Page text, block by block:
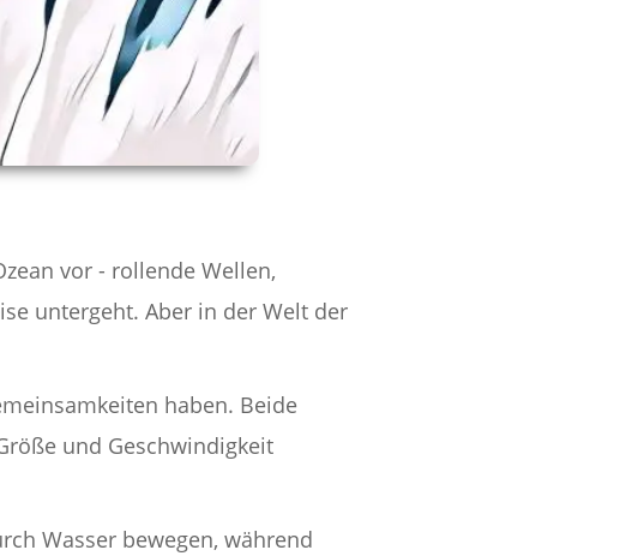
vor - rollende Wellen,
untergeht. Aber in der Welt der
haben. Beide
und Geschwindigkeit
Wasser bewegen, während